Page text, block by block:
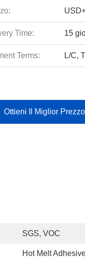
Time: 15
Terms: L/C,
Ottieni Il Miglior Prezzo
SGS, VOC
Hot Melt